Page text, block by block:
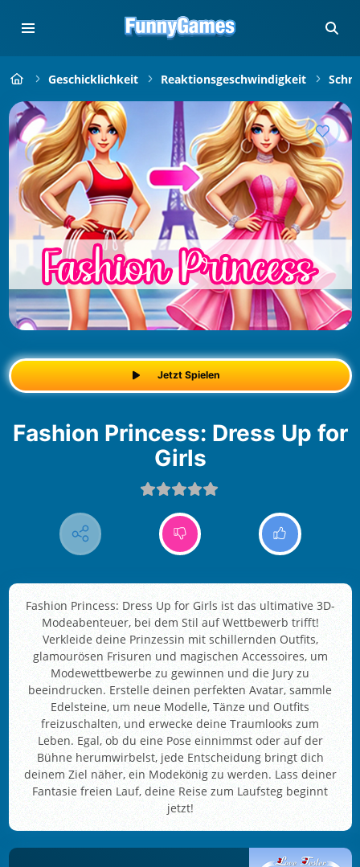
Geschicklichkeit Reaktionsgeschwindigkeit
Jetzt Spielen
Fashion Princess: Dress Up for
Girls
Fashion Princess: Dress Up for Girls ist das ultimative 3D-
Modeabenteuer, bei dem Stil auf Wettbewerb trifft!
Verkleide deine Prinzessin mit schillernden Outfits,
glamourösen Frisuren und magischen Accessoires, um
Modewettbewerbe zu gewinnen und die Jury zu
beeindrucken. Erstelle deinen perfekten Avatar, sammle
Edelsteine, um neue Modelle, Tänze und Outfits
freizuschalten, und erwecke deine Traumlooks zum
Leben. Egal, ob du eine Pose einnimmst oder auf der
Bühne herumwirbelst, jede Entscheidung bringt dich
deinem Ziel näher, ein Modekönig zu werden. Lass deiner
Fantasie freien Lauf, deine Reise zum Laufsteg beginnt
jetzt!